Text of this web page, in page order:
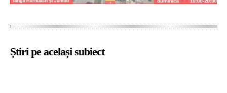
Știri pe același subiect